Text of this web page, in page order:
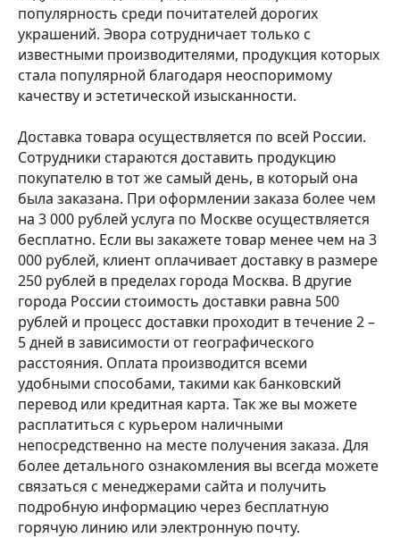
популярность среди почитателей дорогих
украшений. Эвора сотрудничает только с
известными производителями, продукция которых
стала популярной благодаря неоспоримому
качеству и эстетической изысканности.
Доставка товара осуществляется по всей России.
Сотрудники стараются доставить продукцию
покупателю в тот же самый день, в который она
была заказана. При оформлении заказа более чем
на 3 000 рублей услуга по Москве осуществляется
бесплатно. Если вы закажете товар менее чем на 3
000 рублей, клиент оплачивает доставку в размере
250 рублей в пределах города Москва. В другие
города России стоимость доставки равна 500
рублей и процесс доставки проходит в течение 2 –
5 дней в зависимости от географического
расстояния. Оплата производится всеми
удобными способами, такими как банковский
перевод или кредитная карта. Так же вы можете
расплатиться с курьером наличными
непосредственно на месте получения заказа. Для
более детального ознакомления вы всегда можете
связаться с менеджерами сайта и получить
подробную информацию через бесплатную
горячую линию или электронную почту.